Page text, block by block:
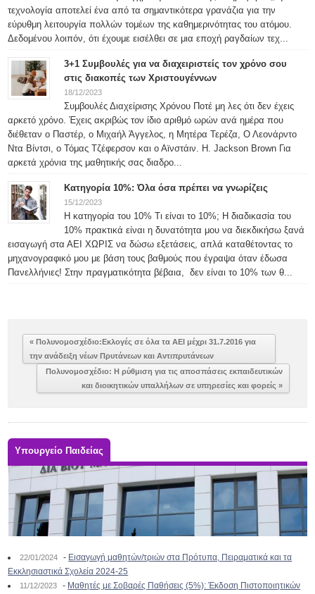
τεχνολογία αποτελεί ένα από τα σημαντικότερα γρανάζια για την
εύρυθμη λειτουργία πολλών τομέων της καθημερινότητας του ατόμου.
Δεδομένου λοιπόν, ότι έχουμε εισέλθει σε μια εποχή ραγδαίων τεχ...
3+1 Συμβουλές για να διαχειριστείς τον χρόνο σου
στις διακοπές των Χριστουγέννων
18/12/2023
Συμβουλές Διαχείρισης Χρόνου Ποτέ μη λες ότι δεν έχεις
αρκετό χρόνο. Έχεις ακριβώς τον ίδιο αριθμό ωρών ανά ημέρα που
διέθεταν ο Παστέρ, ο Μιχαήλ Άγγελος, η Μητέρα Τερέζα, Ο Λεονάρντο
Ντα Βίντσι, ο Τόμας Τζέφερσον και ο Αϊνστάιν. H. Jackson Brown Για
αρκετά χρόνια της μαθητικής σας διαδρο...
Κατηγορία 10%: Όλα όσα πρέπει να γνωρίζεις
15/12/2023
Η κατηγορία του 10% Τι είναι το 10%; Η διαδικασία του
10% πρακτικά είναι η δυνατότητα μου να διεκδικήσω ξανά
εισαγωγή στα ΑΕΙ ΧΩΡΙΣ να δώσω εξετάσεις, απλά καταθέτοντας το
μηχανογραφικό μου με βάση τους βαθμούς που έγραψα όταν έδωσα
Πανελλήνιες! Στην πραγματικότητα βέβαια, δεν είναι το 10% των θ...
« Πολυνομοσχέδιο:Εκλογές σε όλα τα ΑΕΙ μέχρι 31.7.2016 για
την ανάδειξη νέων Πρυτάνεων και Αντιπρυτάνεων
Πολυνομοσχέδιο: Η ρύθμιση για τις αποσπάσεις εκπαιδευτικών
και διοικητικών υπαλλήλων σε υπηρεσίες και φορείς »
Υπουργείο Παιδείας
22/01/2024 - Εισαγωγή μαθητών/τριών στα Πρότυπα, Πειραματικά και τα
Εκκλησιαστικά Σχολεία 2024-25
11/12/2023 - Μαθητές με Σοβαρές Παθήσεις (5%): Έκδοση Πιστοποιητικών